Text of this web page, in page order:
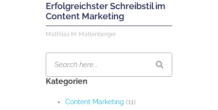
Erfolgreichster Schreibstil im
Content Marketing
Matthias M. Mattenberger
Kategorien
Content Marketing (11)